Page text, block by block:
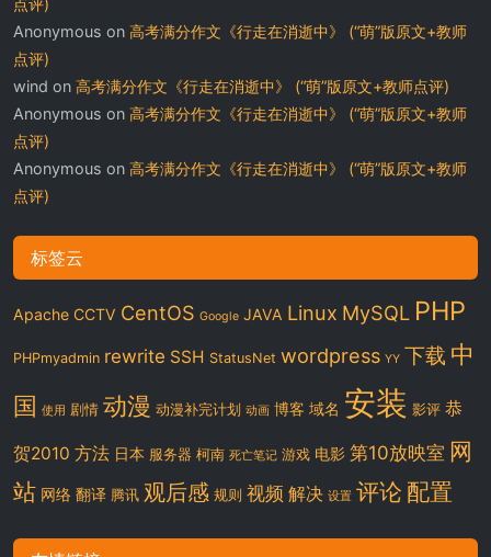
Anonymous on 高考满分作文《行走在消逝中》 (“萌”版原文+教师
点评)
wind on 高考满分作文《行走在消逝中》 (“萌”版原文+教师点评)
Anonymous on 高考满分作文《行走在消逝中》 (“萌”版原文+教师
点评)
Anonymous on 高考满分作文《行走在消逝中》 (“萌”版原文+教师
点评)
标签云
Apache CCTV CentOS Google JAVA Linux MySQL PHP
PHPmyadmin rewrite SSH StatusNet wordpress YY 下载 中
国 使用 剧情 动漫 动漫补完计划 动画 博客 域名 安装 影评 恭
贺2010 方法 日本 服务器 柯南 死亡笔记 游戏 电影 第10放映室 网
站 网络 翻译 腾讯 观后感 规则 视频 解决 设置 评论 配置